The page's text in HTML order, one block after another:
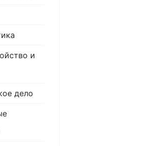
и
дело